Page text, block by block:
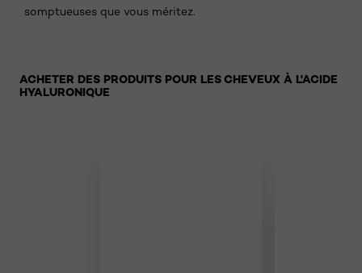
somptueuses que vous méritez.
ACHETER DES PRODUITS POUR LES CHEVEUX À L'ACIDE
HYALURONIQUE